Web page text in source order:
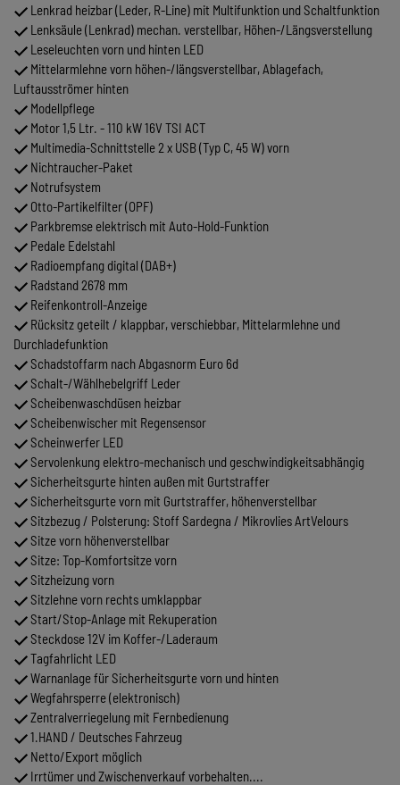
Lenkrad heizbar (Leder, R-Line) mit Multifunktion und Schaltfunktion
Lenksäule (Lenkrad) mechan. verstellbar, Höhen-/Längsverstellung
Leseleuchten vorn und hinten LED
Mittelarmlehne vorn höhen-/längsverstellbar, Ablagefach,
Luftausströmer hinten
Modellpflege
Motor 1,5 Ltr. - 110 kW 16V TSI ACT
Multimedia-Schnittstelle 2 x USB (Typ C, 45 W) vorn
Nichtraucher-Paket
Notrufsystem
Otto-Partikelfilter (OPF)
Parkbremse elektrisch mit Auto-Hold-Funktion
Pedale Edelstahl
Radioempfang digital (DAB+)
Radstand 2678 mm
Reifenkontroll-Anzeige
Rücksitz geteilt / klappbar, verschiebbar, Mittelarmlehne und
Durchladefunktion
Schadstoffarm nach Abgasnorm Euro 6d
Schalt-/Wählhebelgriff Leder
Scheibenwaschdüsen heizbar
Scheibenwischer mit Regensensor
Scheinwerfer LED
Servolenkung elektro-mechanisch und geschwindigkeitsabhängig
Sicherheitsgurte hinten außen mit Gurtstraffer
Sicherheitsgurte vorn mit Gurtstraffer, höhenverstellbar
Sitzbezug / Polsterung: Stoff Sardegna / Mikrovlies ArtVelours
Sitze vorn höhenverstellbar
Sitze: Top-Komfortsitze vorn
Sitzheizung vorn
Sitzlehne vorn rechts umklappbar
Start/Stop-Anlage mit Rekuperation
Steckdose 12V im Koffer-/Laderaum
Tagfahrlicht LED
Warnanlage für Sicherheitsgurte vorn und hinten
Wegfahrsperre (elektronisch)
Zentralverriegelung mit Fernbedienung
1.HAND / Deutsches Fahrzeug
Netto/Export möglich
Irrtümer und Zwischenverkauf vorbehalten....